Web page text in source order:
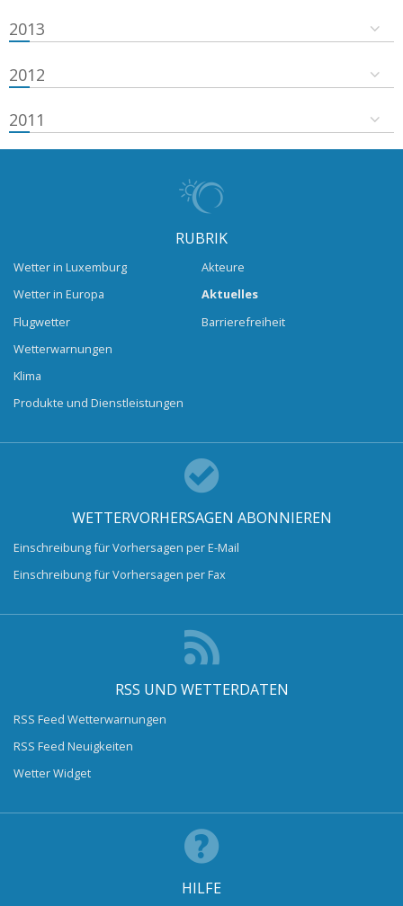
2013
2012
2011
RUBRIK
Wetter in Luxemburg
Wetter in Europa
Flugwetter
Wetterwarnungen
Klima
Produkte und Dienstleistungen
Akteure
Aktuelles
Barrierefreiheit
WETTERVORHERSAGEN ABONNIEREN
Einschreibung für Vorhersagen per E-Mail
Einschreibung für Vorhersagen per Fax
RSS UND WETTERDATEN
RSS Feed Wetterwarnungen
RSS Feed Neuigkeiten
Wetter Widget
HILFE